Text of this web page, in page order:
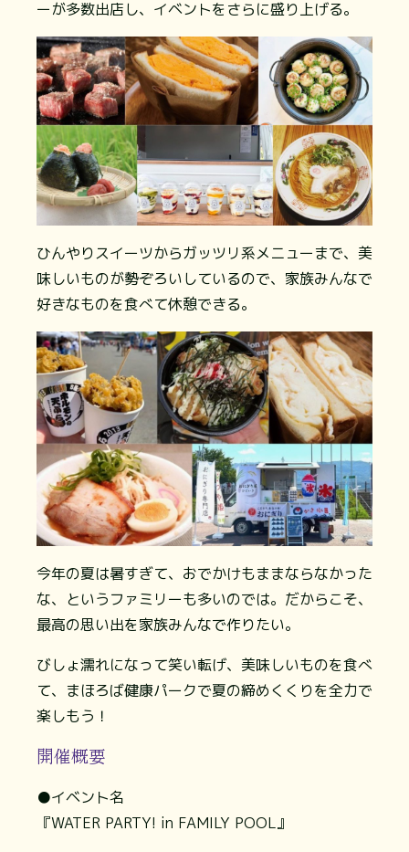
ーが多数出店し、イベントをさらに盛り上げる。
ひんやりスイーツからガッツリ系メニューまで、美
味しいものが勢ぞろいしているので、家族みんなで
好きなものを食べて休憩できる。
今年の夏は暑すぎて、おでかけもままならなかった
な、というファミリーも多いのでは。だからこそ、
最高の思い出を家族みんなで作りたい。
びしょ濡れになって笑い転げ、美味しいものを食べ
て、まほろば健康パークで夏の締めくくりを全力で
楽しもう！
開催概要
●イベント名
『WATER PARTY! in FAMILY POOL』